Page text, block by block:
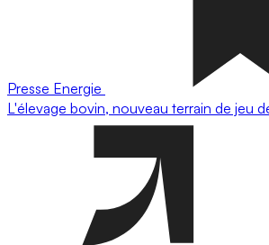
Presse Energie
L'élevage bovin, nouveau terrain de jeu